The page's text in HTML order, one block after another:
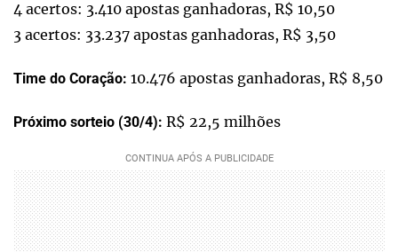
4 acertos: 3.410 apostas ganhadoras, R$ 10,50
3 acertos: 33.237 apostas ganhadoras, R$ 3,50
Time do Coração: 10.476 apostas ganhadoras, R$ 8,50
Próximo sorteio (30/4): R$ 22,5 milhões